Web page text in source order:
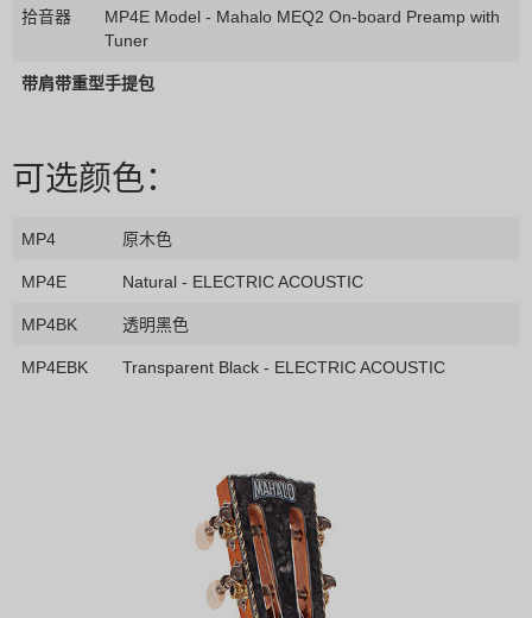
拾音器
MP4E Model - Mahalo MEQ2 On-board Preamp with
Tuner
带肩带重型手提包
可选颜色：
MP4 原木色
MP4E Natural - ELECTRIC ACOUSTIC
MP4BK 透明黑色
MP4EBK Transparent Black - ELECTRIC ACOUSTIC